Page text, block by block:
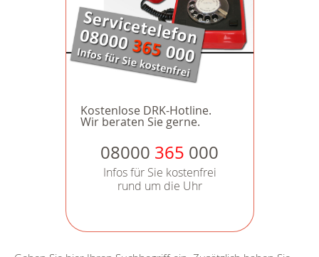
Kostenlose DRK-Hotline.
Wir beraten Sie gerne.
08000 365 000
Infos für Sie kostenfrei
rund um die Uhr